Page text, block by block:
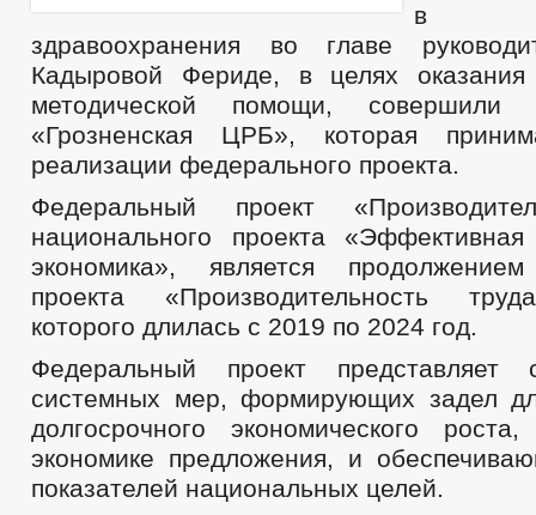
в
здравоохранения во главе
Кадыровой Фериде, в целях оказания
методической помощи,
«Грозненская ЦРБ», которая
реализации федерального проекта.
Федеральный проект
национального проекта
экономика», является продолжением
проекта «Производительность
которого длилась с 2019 по 2024 год.
Федеральный проект представляет
системных мер, формирующих задел
долгосрочного экономического
экономике предложения, и
показателей национальных целей.